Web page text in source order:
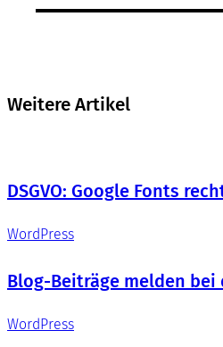
Weitere Artikel
DSGVO: Google Fonts
WordPress
Blog-Beiträge melden bei
WordPress